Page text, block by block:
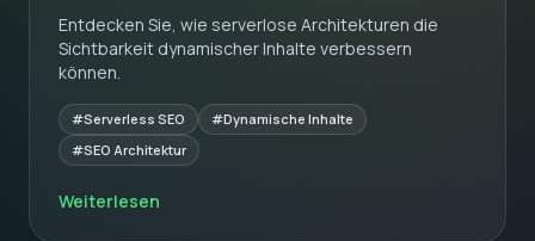
Entdecken Sie, wie serverlose Architekturen die
Sichtbarkeit dynamischer Inhalte verbessern
können.
#Serverless SEO
#Dynamische Inhalte
#SEO Architektur
Weiterlesen